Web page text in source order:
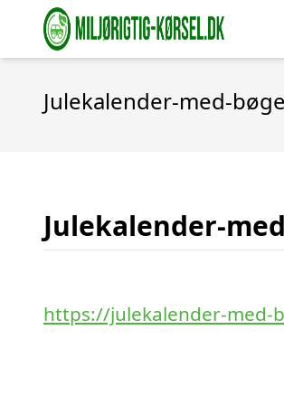
Julekalender-med-
Julekalender-
https://julekalender-med-